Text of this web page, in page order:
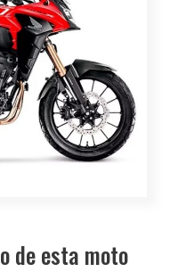
de esta moto